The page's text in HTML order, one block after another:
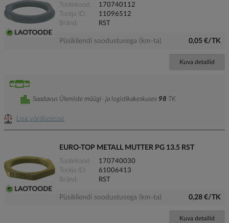
Tootekood
170740112
Tootja ID
11096512
Bränd
RST
Püsikliendi soodustusega (km-ta) 0,05 €/TK
Kuva detailid
Lisa võrdlusesse
Saadavus Ülemiste müügi- ja logistikakeskuses 98 TK
EURO-TOP METALL MUTTER PG 13.5 RST
Tootekood
170740030
Tootja ID
61006413
Bränd
RST
Püsikliendi soodustusega (km-ta) 0,28 €/TK
Kuva detailid